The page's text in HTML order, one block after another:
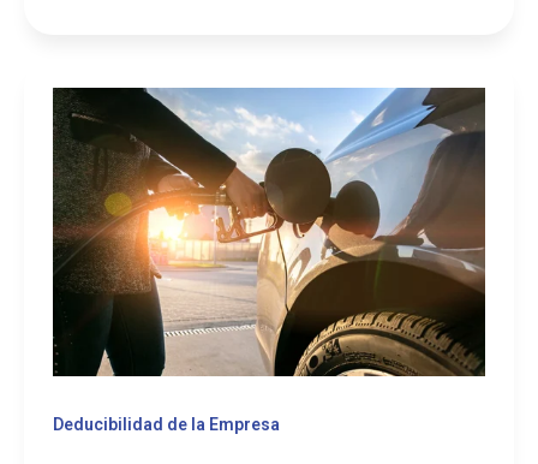
Deducibilidad de la Empresa